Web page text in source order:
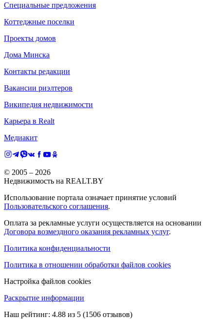
Специальные предложения
Коттеджные поселки
Проекты домов
Дома Минска
Контакты редакции
Вакансии риэлтеров
Википедия недвижимости
Карьера в Realt
Медиакит
© 2005 – 2026
Недвижимость на REALT.BY
Использование портала означает принятие условий
Пользовательского соглашения.
Оплата за рекламные услуги осуществляется на основании
Договора возмездного оказания рекламных услуг.
Политика конфиденциальности
Политика в отношении обработки файлов cookies
Настройка файлов cookies
Раскрытие информации
Наш рейтинг: 4.88 из 5 (1506 отзывов)